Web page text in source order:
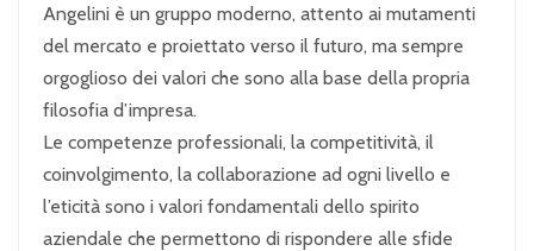
Angelini è un gruppo moderno, attento ai mutamenti
del mercato e proiettato verso il futuro, ma sempre
orgoglioso dei valori che sono alla base della propria
filosofia d’impresa.
Le competenze professionali, la competitività, il
coinvolgimento, la collaborazione ad ogni livello e
l’eticità sono i valori fondamentali dello spirito
aziendale che permettono di rispondere alle sfide